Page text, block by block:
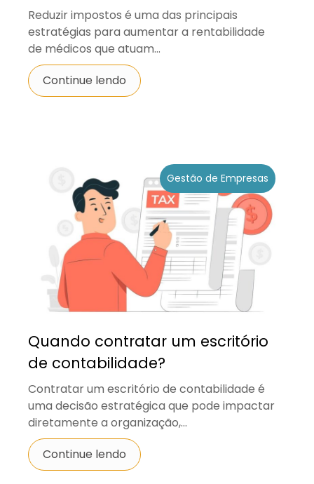
Reduzir impostos é uma das principais
estratégias para aumentar a rentabilidade
de médicos que atuam...
Continue lendo
Gestão de Empresas
Quando contratar um escritório
de contabilidade?
Contratar um escritório de contabilidade é
uma decisão estratégica que pode impactar
diretamente a organização,...
Continue lendo